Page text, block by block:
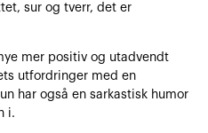
sur og tverr, det er
mer positiv og utadvendt
utfordringer med en
har også en sarkastisk humor
i.